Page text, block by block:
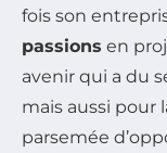
fois son
passions en
avenir qui a du
mais aussi pour
parsemée